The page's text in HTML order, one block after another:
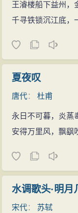
王濬楼船下益州，
千寻铁锁沉江底，
夏夜叹
唐代：杜甫
永日不可暮，炎蒸
安得万里风，飘飖
水调歌头·明月
宋代： 苏轼